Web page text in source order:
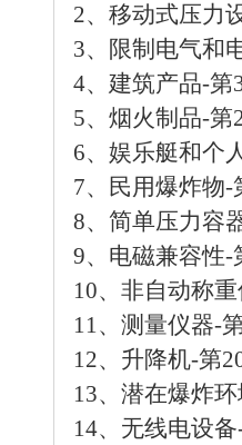
2、移动式压力
3、限制电气和
4、建筑产品-第
5、烟火制品-第
6、娱乐艇和个
7、民用爆炸物-
8、简单压力容
9、电磁兼容性-
10、非自动称
11、测量仪器-
12、升降机-第
13、潜在爆炸
14、无线电设